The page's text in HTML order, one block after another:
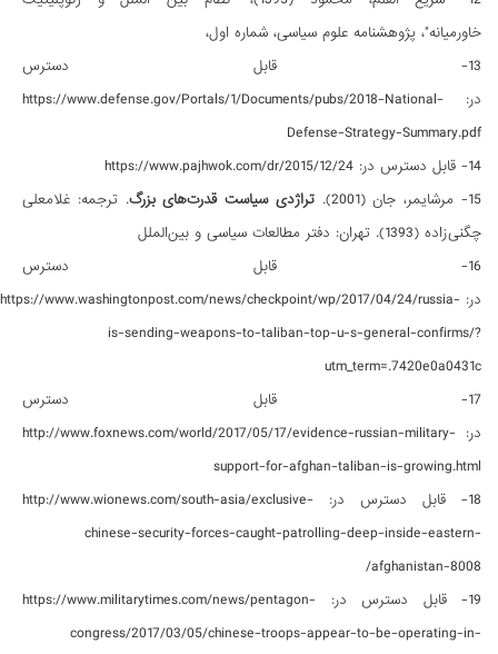
خاورمیانه"، پژوهشنامه علوم سیاسی، شماره اول،
13- قابل دسترس
در: https://www.defense.gov/Portals/1/Documents/pubs/2018-National-
Defense-Strategy-Summary.pdf
14- قابل دسترس در: https://www.pajhwok.com/dr/2015/12/24
15- مرشایمر، جان (2001).
تراژدی سیاست قدرت‌های بزرگ. ترجمه: غلامعلی
چگنی‌زاده (1393). تهران: دفتر مطالعات سیاسی و بین‌الملل
16- قابل دسترس
در: https://www.washingtonpost.com/news/checkpoint/wp/2017/04/24/russia-
is-sending-weapons-to-taliban-top-u-s-general-confirms/?
utm_term=.7420e0a0431c
17- قابل دسترس
در: http://www.foxnews.com/world/2017/05/17/evidence-russian-military-
support-for-afghan-taliban-is-growing.html
18- قابل دسترس در: http://www.wionews.com/south-asia/exclusive-
chinese-security-forces-caught-patrolling-deep-inside-eastern-
afghanistan-8008/
19- قابل دسترس در: https://www.militarytimes.com/news/pentagon-
congress/2017/03/05/chinese-troops-appear-to-be-operating-in-